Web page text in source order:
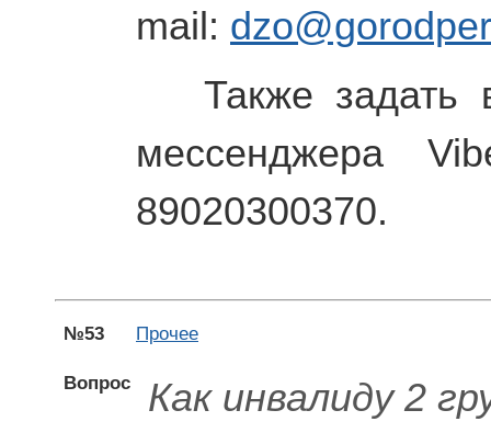
mail:
Также задать
мессенджера
89020300370.
№53 Прочее
Вопрос
Как инвалиду 2